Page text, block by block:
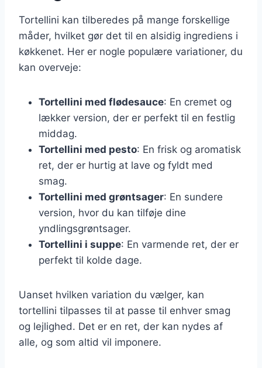
Tortellini kan tilberedes på mange forskellige
måder, hvilket gør det til en alsidig ingrediens i
køkkenet. Her er nogle populære variationer, du
kan overveje:
Tortellini med flødesauce: En cremet og
lækker version, der er perfekt til en festlig
middag.
Tortellini med pesto: En frisk og aromatisk
ret, der er hurtig at lave og fyldt med
smag.
Tortellini med grøntsager: En sundere
version, hvor du kan tilføje dine
yndlingsgrøntsager.
Tortellini i suppe: En varmende ret, der er
perfekt til kolde dage.
Uanset hvilken variation du vælger, kan
tortellini tilpasses til at passe til enhver smag
og lejlighed. Det er en ret, der kan nydes af
alle, og som altid vil imponere.